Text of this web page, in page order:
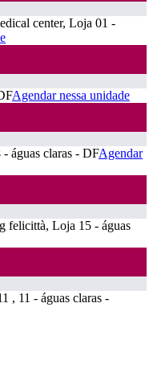
center, Loja 01 -
Agendar nessa unidade
águas claras - DFAgendar
felicittà, Loja 15 - águas
, 11 - águas claras -